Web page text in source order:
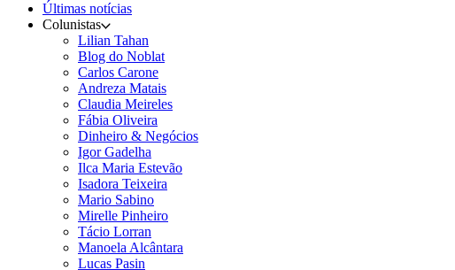
Últimas notícias
Colunistas
Lilian Tahan
Blog do Noblat
Carlos Carone
Andreza Matais
Claudia Meireles
Fábia Oliveira
Dinheiro & Negócios
Igor Gadelha
Ilca Maria Estevão
Isadora Teixeira
Mario Sabino
Mirelle Pinheiro
Tácio Lorran
Manoela Alcântara
Lucas Pasin